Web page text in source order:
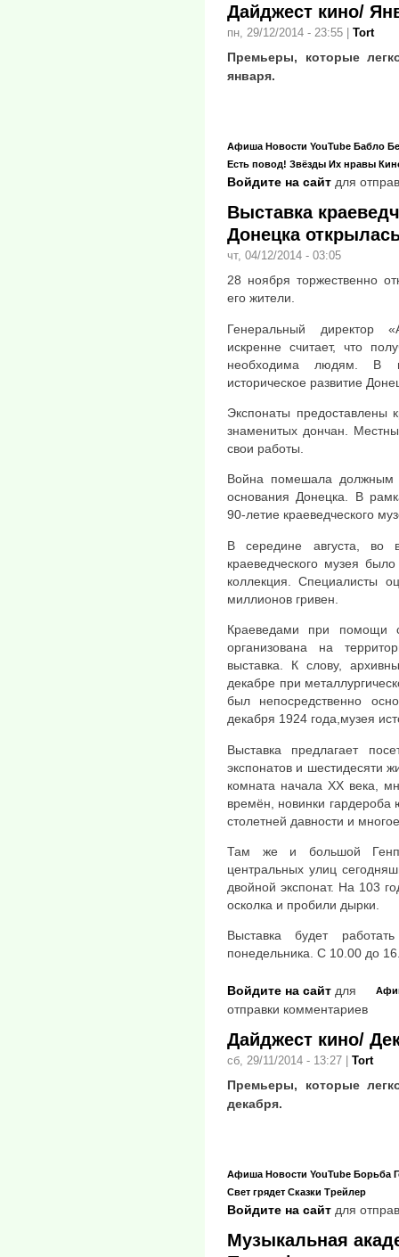
Дайджест кино/
пн, 29/12/2014 - 23:55 Tort
Премьеры, которые
января.
Афиша Новости YouTube Бабло
Есть повод! Звёзды Их нравы
Войдите на сайт для
Выставка
Донецка
чт, 04/12/2014 - 03:05
28 ноября торжественно
его жители.
Генеральный директор
искренне считает, что
необходима людям. В
историческое развитие
Экспонаты предоставлены
знаменитых дончан.
свои работы.
Война помешала должным
основания Донецка. В
90-летие краеведческого
В середине августа, во
краеведческого музея
коллекция. Специалисты
миллионов гривен.
Краеведами при помощи
организована на
выставка. К слову,
декабре при
был непосредственно
декабря 1924 года,музея
Выставка предлагает
экспонатов и шестидесяти
комната начала ХХ века,
времён, новинки гардероба
столетней давности и
Там же и большой
центральных улиц
двойной экспонат. На 103
осколка и пробили дырки.
Выставка будет
понедельника. С 10.00 до
Войдите на сайт для
отправки комментариев
Дайджест кино/
сб, 29/11/2014 - 13:27 Tort
Премьеры, которые
декабря.
Афиша Новости YouTube Борьба
Свет грядет Сказки Трейлер
Войдите на сайт для
Музыкальная